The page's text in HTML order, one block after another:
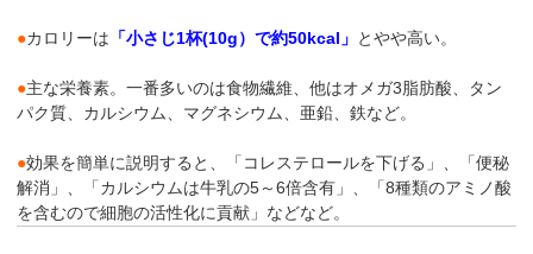
●カロリーは 「小さじ1杯(10g）で約50kcal」 とやや高い。
●主な栄養素。一番多いのは食物繊維、他はオメガ3脂肪酸、タン
パク質、カルシウム、マグネシウム、亜鉛、鉄など。
●効果を簡単に説明すると、「コレステロールを下げる」、「便秘
解消」、「カルシウムは牛乳の5～6倍含有」、「8種類のアミノ酸
を含むので細胞の活性化に貢献」などなど。